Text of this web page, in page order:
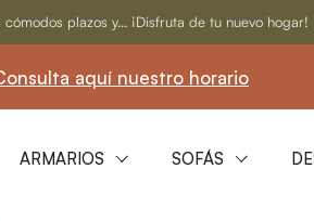
plazos y... ¡Disfruta de tu nuevo hogar!
aquí nuestro horario
ARMARIOS SOFÁS